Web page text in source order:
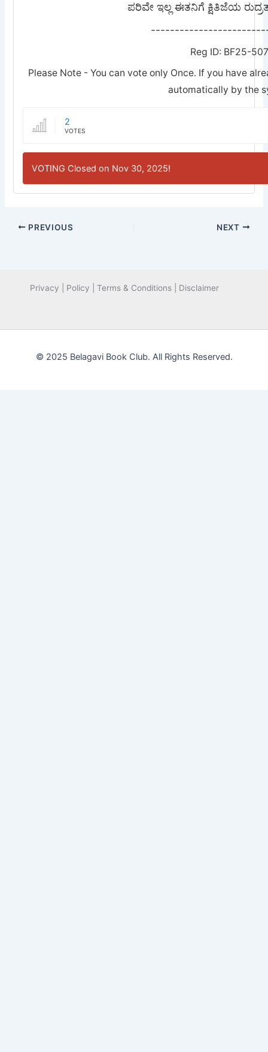
ಪರಿವೇ ಇಲ್ಲ ಈತನಿಗೆ ಕ್ಷಿತಿಜೆಯ
Reg ID: BF25-
Please Note - You can vote only Once. If you have
automatically by the
2
VOTES
VOTING Closed on Nov 30, 2025!
PREVIOUS NEXT
Privacy | Policy | Terms & Conditions | Disclaimer
© 2025 Belagavi Book Club. All Rights Reserved.